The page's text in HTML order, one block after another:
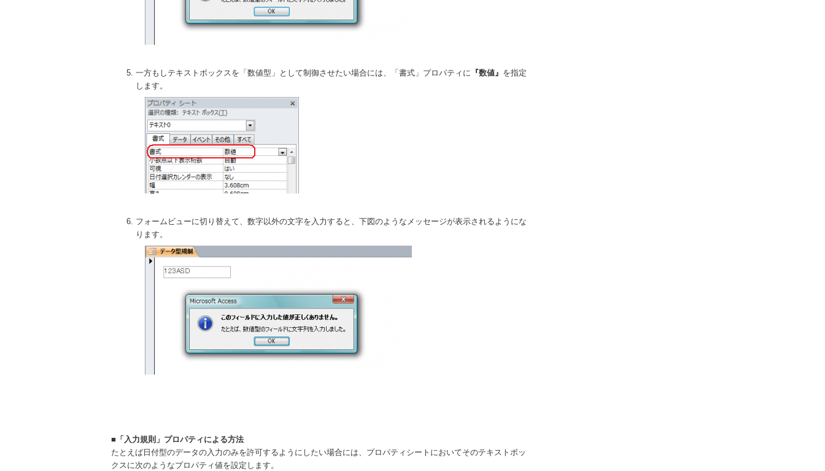
一方もしテキストボックスを「数値型」として制御させたい場合には、「書式」プロパティに 『数値』 を指定
します。
フォームビューに切り替えて、数字以外の文字を入力すると、下図のようなメッセージが表示されるようにな
ります。
■「入力規則」プロパティによる方法
たとえば日付型のデータの入力のみを許可するようにしたい場合には、プロパティシートにおいてそのテキストボッ
クスに次のようなプロパティ値を設定します。